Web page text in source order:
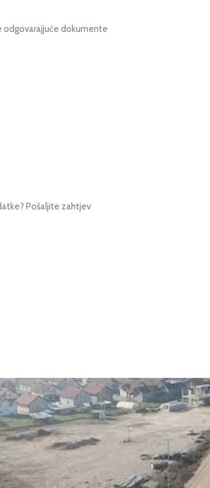
odgovarajjuće dokumente
Pošaljite zahtjev